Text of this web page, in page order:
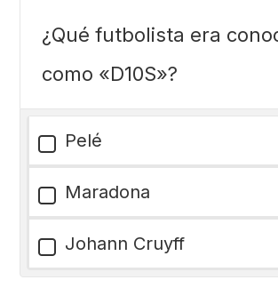
¿Qué futbolista era
como «D10S»?
Pelé
Maradona
Johann Cruyff